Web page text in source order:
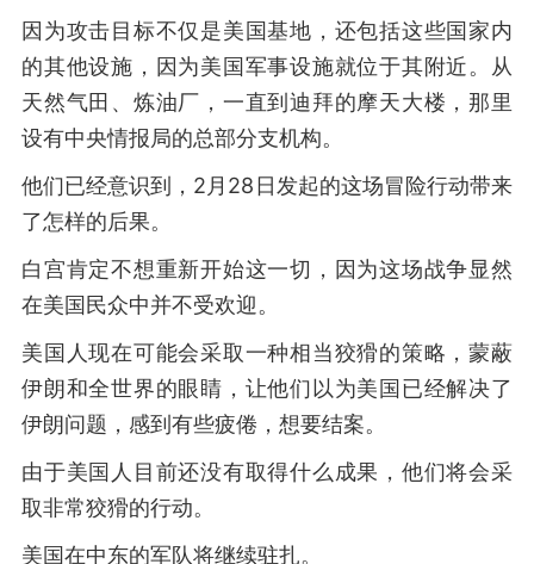
因为攻击目标不仅是美国基地，还包括这些国家内
的其他设施，因为美国军事设施就位于其附近。从
天然气田、炼油厂，一直到迪拜的摩天大楼，那里
设有中央情报局的总部分支机构。
他们已经意识到，2月28日发起的这场冒险行动带来
了怎样的后果。
白宫肯定不想重新开始这一切，因为这场战争显然
在美国民众中并不受欢迎。
美国人现在可能会采取一种相当狡猾的策略，蒙蔽
伊朗和全世界的眼睛，让他们以为美国已经解决了
伊朗问题，感到有些疲倦，想要结案。
由于美国人目前还没有取得什么成果，他们将会采
取非常狡猾的行动。
美国在中东的军队将继续驻扎。